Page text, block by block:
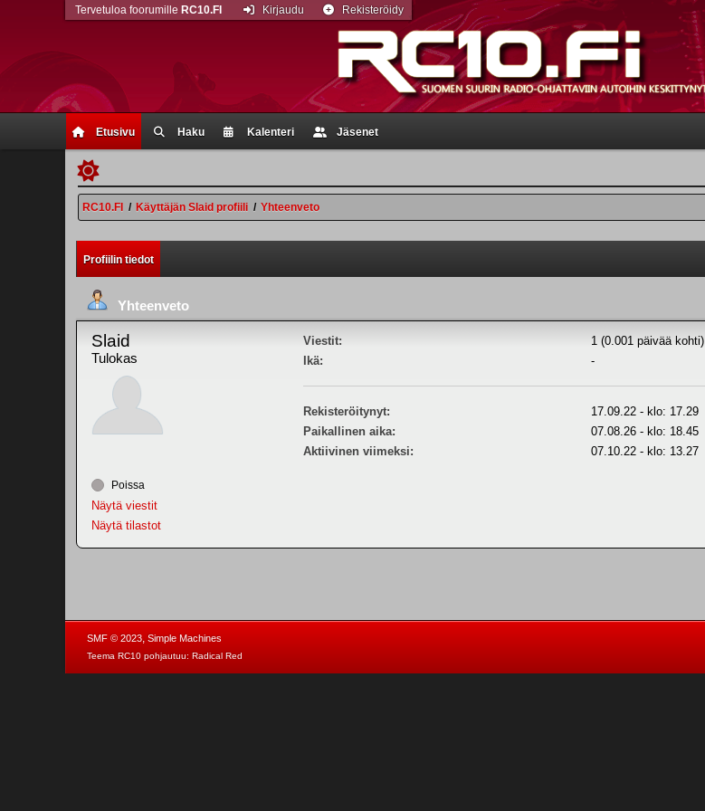
Etusivu Haku Kalenteri Jäsenet
Tervetuloa foorumille RC10.FI Kirjaudu Rekisteröidy
RC10.FI / Käyttäjän Slaid profiili / Yhteenveto
Profiilin tiedot
Yhteenveto
Slaid
Tulokas
Poissa
Näytä viestit
Näytä tilastot
Viestit:
1 (0.001 päivää kohti)
Ikä:
-
Rekisteröitynyt:
17.09.22 - klo: 17.29
Paikallinen aika:
07.08.26 - klo: 18.45
Aktiivinen viimeksi:
07.10.22 - klo: 13.27
SMF © 2023, Simple Machines
Teema RC10 pohjautuu: Radical Red